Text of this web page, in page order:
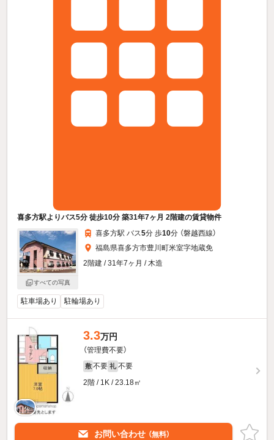
喜多方駅よりバス5分 徒歩10分 築31年7ヶ月 2階建の賃貸物件
すべての写真
喜多方駅 バス5分 歩10分 （磐越西線）
福島県喜多方市豊川町米室字地蔵免
2階建 / 31年7ヶ月 / 木造
駐車場あり 駐輪場あり
3.3万円
（管理費不要）
敷 不要 礼 不要
2階 / 1K / 23.18㎡
お問い合わせ （無料）